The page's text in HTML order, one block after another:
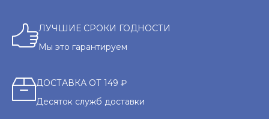
ЛУЧШИЕ СРОКИ ГОДНОСТИ
Мы это гарантируем
ДОСТАВКА ОТ 149 ₽
Десяток служб доставки